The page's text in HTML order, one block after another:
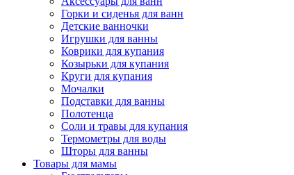
Горки и сиденья для ванн
Детские ванночки
Игрушки для ванны
Коврики для купания
Козырьки для купания
Круги для купания
Мочалки
Подставки для ванны
Полотенца
Соли и травы для купания
Термометры для воды
Шторы для ванны
Товары для мамы